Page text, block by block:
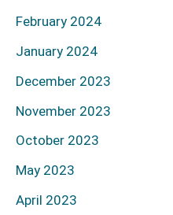
February 2024
January 2024
December 2023
November 2023
October 2023
May 2023
April 2023